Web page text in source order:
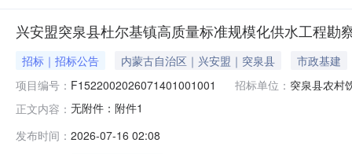
兴安盟突泉县杜尔基镇高质量标准规模化供水工程勘
招标｜招标公告 内蒙古自治区｜兴安盟｜突泉县
市政基建
项目编号： F1522002026071401001001 招标单位： 突泉县农村
正文内容： 无附件：附件1
发布时间： 2026-07-16 02:08